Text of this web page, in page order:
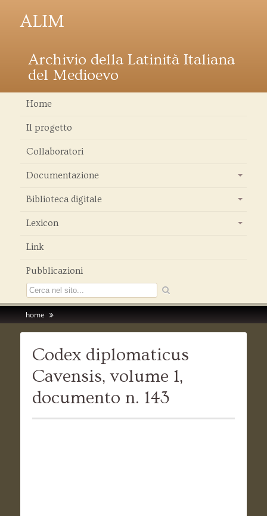
ALIM
Archivio della Latinità Italiana
del Medioevo
Home
Il progetto
Collaboratori
Documentazione
Biblioteca digitale
Lexicon
Link
Pubblicazioni
home
Codex diplomaticus
Cavensis, volume 1,
documento n. 143